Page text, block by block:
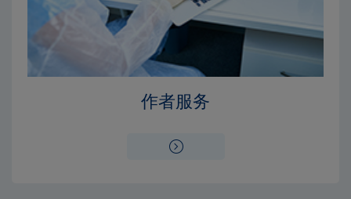
编辑委员会
出版费用
作者服务